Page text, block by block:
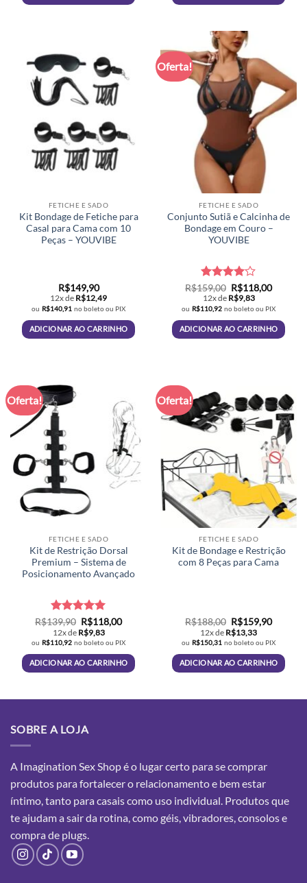
FETICHE E SADO
Kit Bondage de Fetiche para
Casal para Cama com 10
Peças – YOUVIBE
R$149,90
12x de R$12,49
ou R$140,91 no boleto ou PIX
ADICIONAR AO CARRINHO
Oferta!
FETICHE E SADO
Conjunto Sutiã e Calcinha de
Bondage em Couro –
YOUVIBE
Avaliação
4de 5
R$159,00 O
preço
original
era:
R$159,00.
R$118,00O
atual
é:
12x de R$9,83
ou R$110,92 no boleto ou PIX
ADICIONAR AO CARRINHO
Oferta!
FETICHE E SADO
Kit de Restrição Dorsal
Premium – Sistema de
Posicionamento Avançado
Avaliação5
de 5
R$139,90 O
preço
original
era:
R$139,90.
R$118,00O
atual
é:
R$118,00.
12x de R$9,83
ou R$110,92 no boleto ou PIX
ADICIONAR AO CARRINHO
Oferta!
FETICHE E SADO
Kit de Bondage e Restrição
com 8 Peças para Cama
R$188,00 O
preço
original
era:
R$188,00.
R$159,90O
atual
é:
12x de R$13,33
ou R$150,31 no boleto ou PIX
ADICIONAR AO CARRINHO
SOBRE A LOJA
A Imagination Sex Shop é o lugar certo para se comprar
produtos para fortalecer o relacionamento e bem estar
íntimo, tanto para casais como uso individual. Produtos que
te ajudam a sair da rotina, como géis, vibradores, consolos e
comprade plugs.